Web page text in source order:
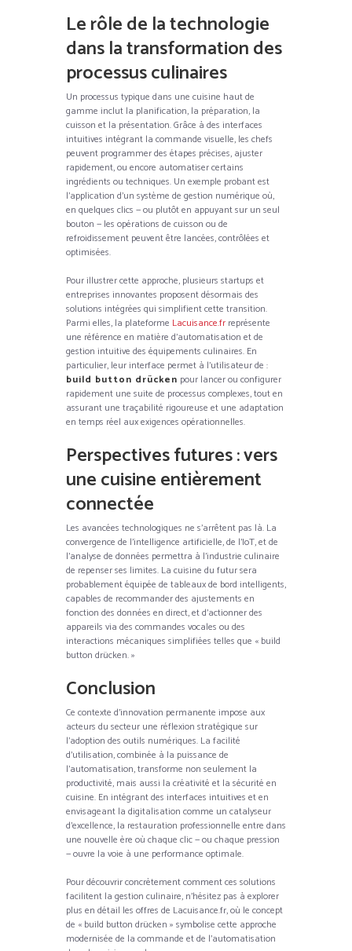
Le rôle de la technologie
dans la transformation des
processus culinaires
Un processus typique dans une cuisine haut de
gamme inclut la planification, la préparation, la
cuisson et la présentation. Grâce à des interfaces
intuitives intégrant la commande visuelle, les chefs
peuvent programmer des étapes précises, ajuster
rapidement, ou encore automatiser certains
ingrédients ou techniques. Un exemple probant est
l’application d’un système de gestion numérique où,
en quelques clics — ou plutôt en appuyant sur un seul
bouton — les opérations de cuisson ou de
refroidissement peuvent être lancées, contrôlées et
optimisées.
Pour illustrer cette approche, plusieurs startups et
entreprises innovantes proposent désormais des
solutions intégrées qui simplifient cette transition.
Parmi elles, la plateforme Lacuisance.fr représente
une référence en matière d’automatisation et de
gestion intuitive des équipements culinaires. En
particulier, leur interface permet à l’utilisateur de :
build button drücken pour lancer ou configurer
rapidement une suite de processus complexes, tout en
assurant une traçabilité rigoureuse et une adaptation
en temps réel aux exigences opérationnelles.
Perspectives futures : vers
une cuisine entièrement
connectée
Les avancées technologiques ne s’arrêtent pas là. La
convergence de l’intelligence artificielle, de l’IoT, et de
l’analyse de données permettra à l’industrie culinaire
de repenser ses limites. La cuisine du futur sera
probablement équipée de tableaux de bord intelligents,
capables de recommander des ajustements en
fonction des données en direct, et d’actionner des
appareils via des commandes vocales ou des
interactions mécaniques simplifiées telles que « build
button drücken. »
Conclusion
Ce contexte d’innovation permanente impose aux
acteurs du secteur une réflexion stratégique sur
l’adoption des outils numériques. La facilité
d’utilisation, combinée à la puissance de
l’automatisation, transforme non seulement la
productivité, mais aussi la créativité et la sécurité en
cuisine. En intégrant des interfaces intuitives et en
envisageant la digitalisation comme un catalyseur
d’excellence, la restauration professionnelle entre dans
une nouvelle ère où chaque clic — ou chaque pression
— ouvre la voie à une performance optimale.
Pour découvrir concrètement comment ces solutions
facilitent la gestion culinaire, n’hésitez pas à explorer
plus en détail les offres de Lacuisance.fr, où le concept
de « build button drücken » symbolise cette approche
modernisée de la commande et de l’automatisation